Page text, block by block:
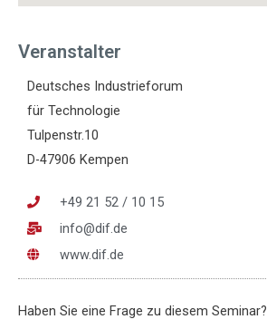
Veranstalter
Deutsches Industrieforum
für Technologie
Tulpenstr.10
D-47906 Kempen
+49 21 52 / 10 15
info@dif.de
www.dif.de
Haben Sie eine Frage zu diesem Seminar?